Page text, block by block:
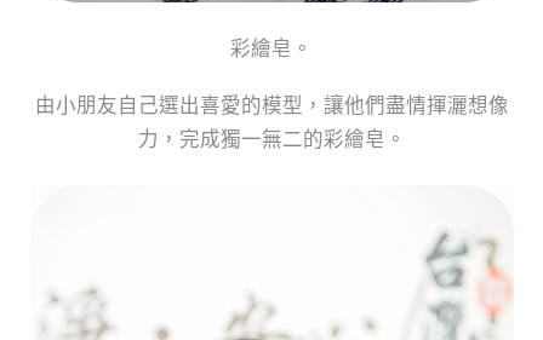
彩繪皂。
由小朋友自己選出喜愛的模型，讓他們盡情揮灑想像
力，完成獨一無二的彩繪皂。